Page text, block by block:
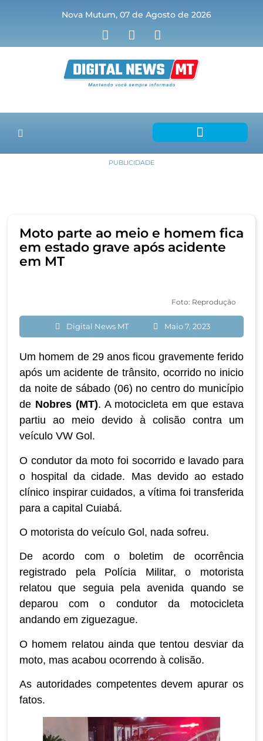
Nova Mutum, 07 de Agosto de 2026
PUBLICIDADE
Moto parte ao meio e homem fica
em estado grave após acidente
em MT
Foto: Reprodução
Digital News MT Maio 7, 2023
Um homem de 29 anos ficou gravemente ferido
após um acidente de trânsito, ocorrido no inicio
da noite de sábado (06) no centro do município
de Nobres (MT). A motocicleta em que estava
partiu ao meio devido à colisão contra um
veículo VW Gol.
O condutor da moto foi socorrido e lavado para
o hospital da cidade. Mas devido ao estado
clínico inspirar cuidados, a vítima foi transferida
para a capital Cuiabá.
O motorista do veículo Gol, nada sofreu.
De acordo com o boletim de ocorrência
registrado pela Polícia Militar, o motorista
relatou que seguia pela avenida quando se
deparou com o condutor da motocicleta
andando em ziguezague.
O homem relatou ainda que tentou desviar da
moto, mas acabou ocorrendo à colisão.
As autoridades competentes devem apurar os
fatos.